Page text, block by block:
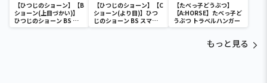
【ひつじのショーン】【B
ショーン(上目づかい)】
ひつじのショーン BS ス
マホショーンルダー
【ひつじのショーン】【C
ショーン(より目)】ひつ
じのショーン BS スマホ
ショーンルダー
【たべっ子どうぶつ】
【A:HORSE】たべっ子ど
うぶつ トラベルハンガー
もっと見る